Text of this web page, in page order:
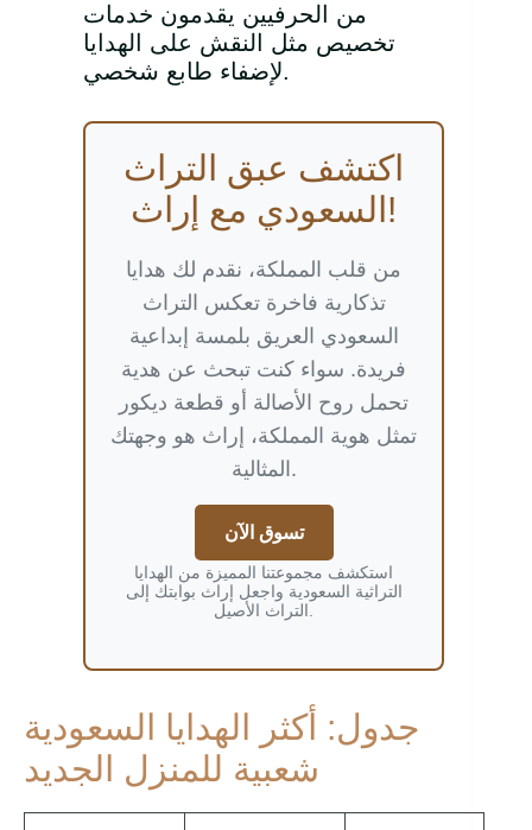
من الحرفيين يقدمون خدمات
تخصيص مثل النقش على الهدايا
لإضفاء طابع شخصي.
اكتشف عبق التراث
السعودي مع إراث!
من قلب المملكة، نقدم لك هدايا
تذكارية فاخرة تعكس التراث
السعودي العريق بلمسة إبداعية
فريدة. سواء كنت تبحث عن هدية
تحمل روح الأصالة أو قطعة ديكور
تمثل هوية المملكة، إراث هو وجهتك
المثالية.
تسوق الآن
استكشف مجموعتنا المميزة من الهدايا
التراثية السعودية واجعل إراث بوابتك إلى
جدول: أكثر الهدايا السعودية
شعبية للمنزل الجديد